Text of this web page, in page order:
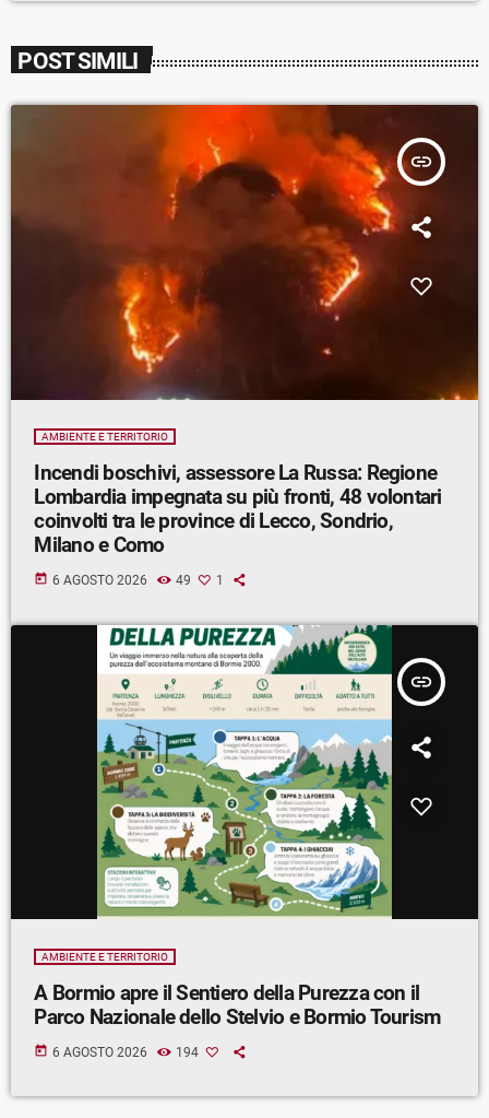
POST SIMILI
insert_link
AMBIENTE E TERRITORIO
Incendi boschivi, assessore La Russa: Regione
Lombardia impegnata su più fronti, 48 volontari
coinvolti tra le province di Lecco, Sondrio,
Milano e Como
today 6 AGOSTO 2026 49 1
insert_link
AMBIENTE E TERRITORIO
A Bormio apre il Sentiero della Purezza con il
Parco Nazionale dello Stelvio e Bormio Tourism
today 6 AGOSTO 2026 194